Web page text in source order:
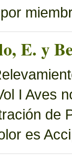
E. y
I Aves
de
es